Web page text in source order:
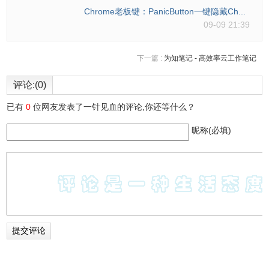
6、点击设置按钮会出现下图，可以对插件进行设置。
Chrome老板键：PanicButton一键隐藏Ch...
09-09 21:39
下一篇 : 为知笔记 - 高效率云工作笔记
评论:(0)
已有0 位网友发表了一针见血的评论,你还等什么？
昵称(必填)